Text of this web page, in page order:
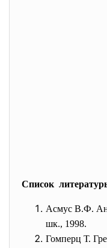
Список
Асмус В.Ф.
шк., 1998.
Гомперц Т.